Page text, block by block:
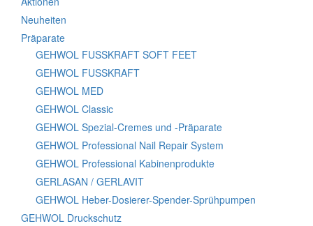
Neuheiten
Präparate
GEHWOL FUSSKRAFT SOFT FEET
GEHWOL FUSSKRAFT
GEHWOL MED
GEHWOL Classic
GEHWOL Spezial-Cremes und -Präparate
GEHWOL Professional Nail Repair System
GEHWOL Professional Kabinenprodukte
GERLASAN / GERLAVIT
GEHWOL Heber-Dosierer-Spender-Sprühpumpen
GEHWOL Druckschutz